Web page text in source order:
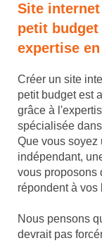
Site
petit budget
expertise
Créer un site
petit budget est
grâce à
spécialisée
Que vous soyez
indépendant,
vous proposons
répondent à vos
Nous pensons
devrait pas